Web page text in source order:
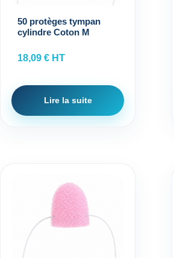
50 protèges tympan
cylindre Coton M
18,09 € HT
Lire la suite